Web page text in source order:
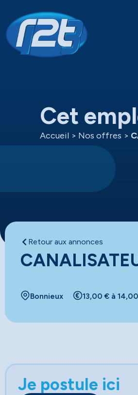
Cet
Accueil > Nos offres >
Retour aux annonces
Bonnieux 13,00 € à
Je postule ici